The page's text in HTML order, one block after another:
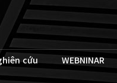
cứu WEBNINAR